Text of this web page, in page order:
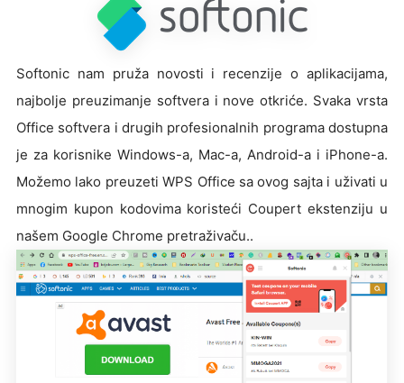
Softonic nam pruža novosti i recenzije o aplikacijama,
najbolje preuzimanje softvera i nove otkriće. Svaka vrsta
Office softvera i drugih profesionalnih programa dostupna
je za korisnike Windows-a, Mac-a, Android-a i iPhone-a.
Možemo lako preuzeti WPS Office sa ovog sajta i uživati u
mnogim kupon kodovima koristeći Coupert ekstenziju u
našem Google Chrome pretraživaču..